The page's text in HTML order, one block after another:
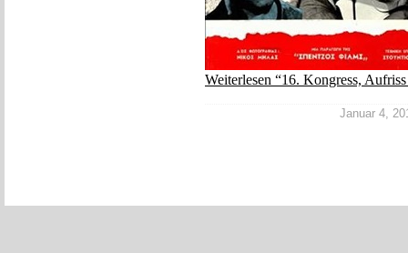
Weiterlesen “16. Kongress,
Januar 4,